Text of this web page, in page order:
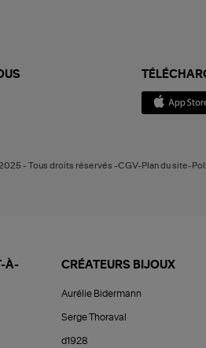
- Tous droits réservés -CGV-Plan du site-
À-
CRÉATEURS BIJOUX
Aurélie Bidermann
Serge Thoraval
d1928